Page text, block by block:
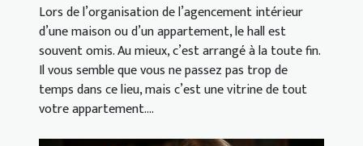
Lors de l’organisation de l’agencement intérieur
d’une maison ou d’un appartement, le hall est
souvent omis. Au mieux, c’est arrangé à la toute fin.
Il vous semble que vous ne passez pas trop de
temps dans ce lieu, mais c’est une vitrine de tout
votre appartement....